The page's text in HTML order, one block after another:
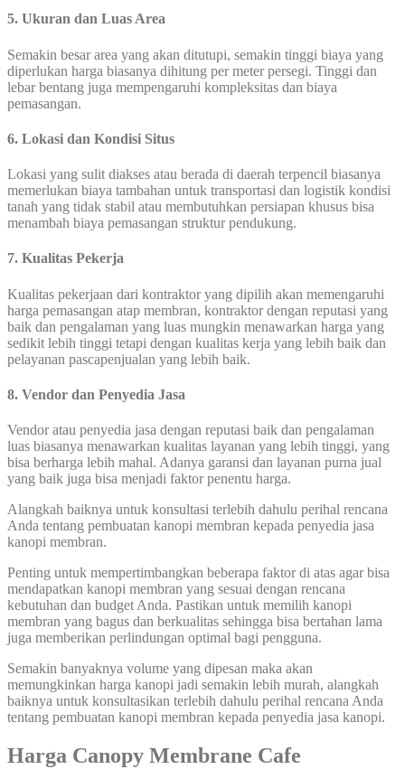
5. Ukuran dan Luas Area
Semakin besar area yang akan ditutupi, semakin tinggi biaya yang
diperlukan harga biasanya dihitung per meter persegi. Tinggi dan
lebar bentang juga mempengaruhi kompleksitas dan biaya
pemasangan.
6. Lokasi dan Kondisi Situs
Lokasi yang sulit diakses atau berada di daerah terpencil biasanya
memerlukan biaya tambahan untuk transportasi dan logistik kondisi
tanah yang tidak stabil atau membutuhkan persiapan khusus bisa
menambah biaya pemasangan struktur pendukung.
7. Kualitas Pekerja
Kualitas pekerjaan dari kontraktor yang dipilih akan memengaruhi
harga pemasangan atap membran, kontraktor dengan reputasi yang
baik dan pengalaman yang luas mungkin menawarkan harga yang
sedikit lebih tinggi tetapi dengan kualitas kerja yang lebih baik dan
pelayanan pascapenjualan yang lebih baik.
8. Vendor dan Penyedia Jasa
Vendor atau penyedia jasa dengan reputasi baik dan pengalaman
luas biasanya menawarkan kualitas layanan yang lebih tinggi, yang
bisa berharga lebih mahal. Adanya garansi dan layanan purna jual
yang baik juga bisa menjadi faktor penentu harga.
Alangkah baiknya untuk konsultasi terlebih dahulu perihal rencana
Anda tentang pembuatan kanopi membran kepada penyedia jasa
kanopi membran.
Penting untuk mempertimbangkan beberapa faktor di atas agar bisa
mendapatkan kanopi membran yang sesuai dengan rencana
kebutuhan dan budget Anda. Pastikan untuk memilih kanopi
membran yang bagus dan berkualitas sehingga bisa bertahan lama
juga memberikan perlindungan optimal bagi pengguna.
Semakin banyaknya volume yang dipesan maka akan
memungkinkan harga kanopi jadi semakin lebih murah, alangkah
baiknya untuk konsultasikan terlebih dahulu perihal rencana Anda
tentang pembuatan kanopi membran kepada penyedia jasa kanopi.
Harga Canopy Membrane Cafe